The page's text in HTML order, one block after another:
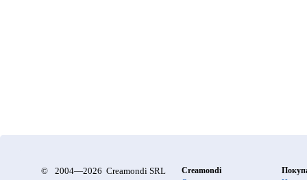
© 2004—2026 Creamondi SRL
Creamondi